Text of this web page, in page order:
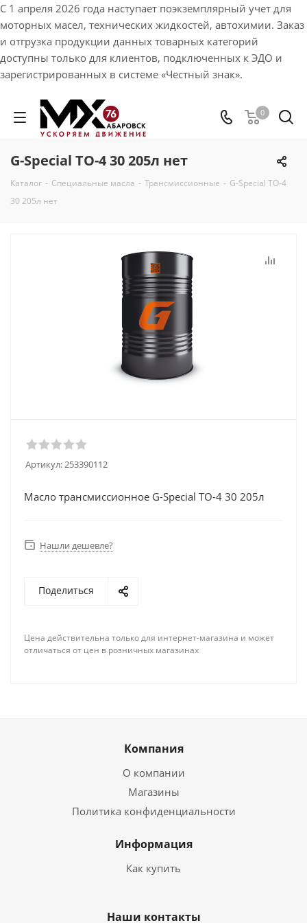
С 1 апреля 2026 года наступает поэкземплярный учет для
моторных масел, технических жидкостей, автохимии. Заказ
и отгрузка продукции данных товарных категорий
доступны только для клиентов, подключенных к ЭДО и
зарегистрированных в системе «Честный знак».
0
G-Special TO-4 30 205л нет
Каталог - Специальные масла - Трансмиссионные - G-Special TO-4
30 205л нет
Артикул:253390112
Масло трансмиссионное G-Special TO-4 30 205л
Нашли дешевле?
Поделиться
Цена действительна только для интернет-магазина и может
отличаться от цен в розничных магазинах
Компания
О компании
Магазины
Политика конфиденциальности
Информация
Как купить
Наши контакты